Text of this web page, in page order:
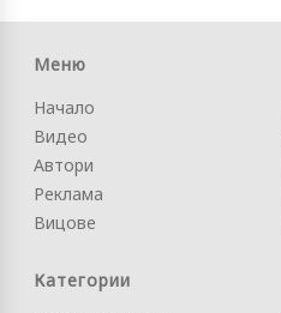
Меню
Начало
Видео
Автори
Реклама
Вицове
Категории